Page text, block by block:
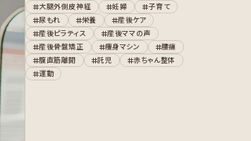
大腿外側皮神経 妊婦
子育て
尿もれ
栄養
産後ケア
産後ピラティス
産後ママの声
産後骨盤矯正
痩身マシン
腰痛
腹直筋離開
託児
赤ちゃん整体
運動